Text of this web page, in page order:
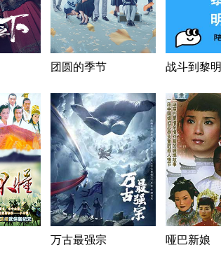
团圆的季节 战斗到黎明
万古最强宗 哑巴新娘